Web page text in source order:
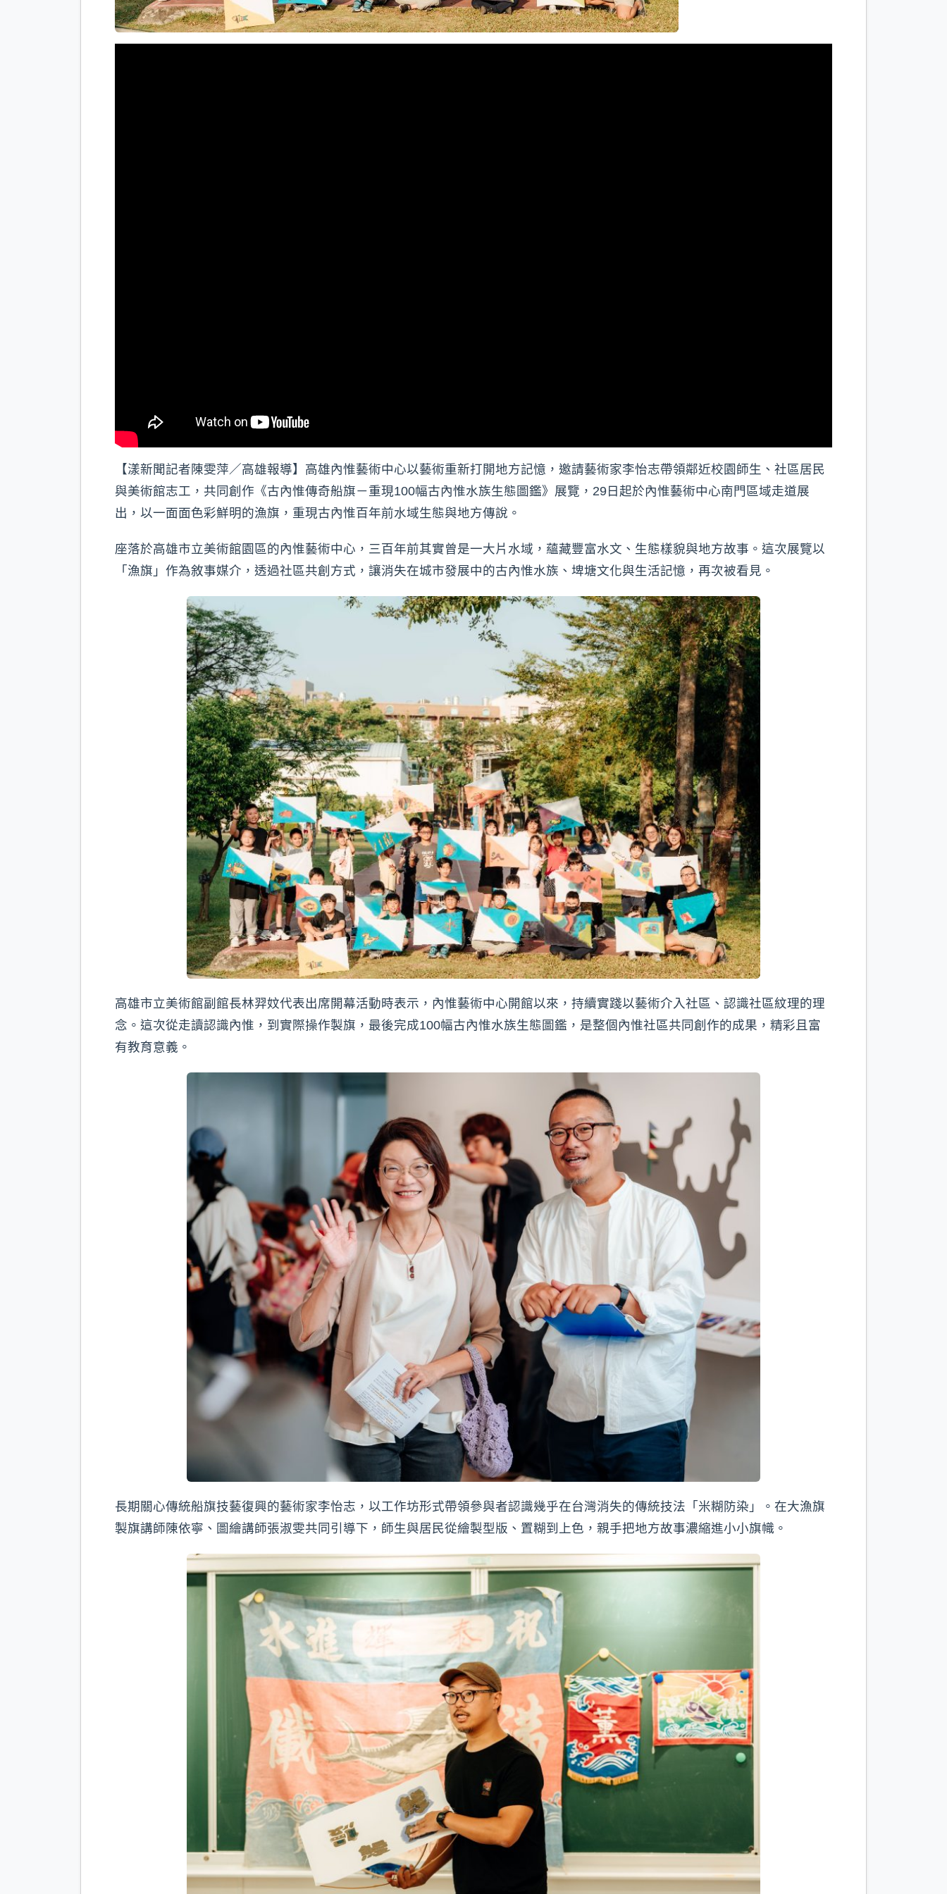
【漾新聞記者陳雯萍／高雄報導】高雄內惟藝術中心以藝術重新打開地方記憶，邀請藝術家李怡志帶領鄰近校園師生、社區居民
與美術館志工，共同創作《古內惟傳奇船旗－重現100幅古內惟水族生態圖鑑》展覽，29日起於內惟藝術中心南門區域走道展
出，以一面面色彩鮮明的漁旗，重現古內惟百年前水域生態與地方傳說。
座落於高雄市立美術館園區的內惟藝術中心，三百年前其實曾是一大片水域，蘊藏豐富水文、生態樣貌與地方故事。這次展覽以
「漁旗」作為敘事媒介，透過社區共創方式，讓消失在城市發展中的古內惟水族、埤塘文化與生活記憶，再次被看見。
高雄市立美術館副館長林羿妏代表出席開幕活動時表示，內惟藝術中心開館以來，持續實踐以藝術介入社區、認識社區紋理的理
念。這次從走讀認識內惟，到實際操作製旗，最後完成100幅古內惟水族生態圖鑑，是整個內惟社區共同創作的成果，精彩且富
有教育意義。
長期關心傳統船旗技藝復興的藝術家李怡志，以工作坊形式帶領參與者認識幾乎在台灣消失的傳統技法「米糊防染」。在大漁旗
製旗講師陳依寧、圖繪講師張淑雯共同引導下，師生與居民從繪製型版、置糊到上色，親手把地方故事濃縮進小小旗幟。